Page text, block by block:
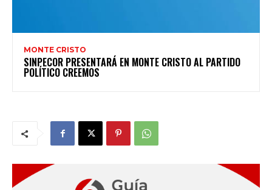
MONTE CRISTO
SINPECOR PRESENTARÁ EN MONTE CRISTO AL PARTIDO
POLÍTICO CREEMOS